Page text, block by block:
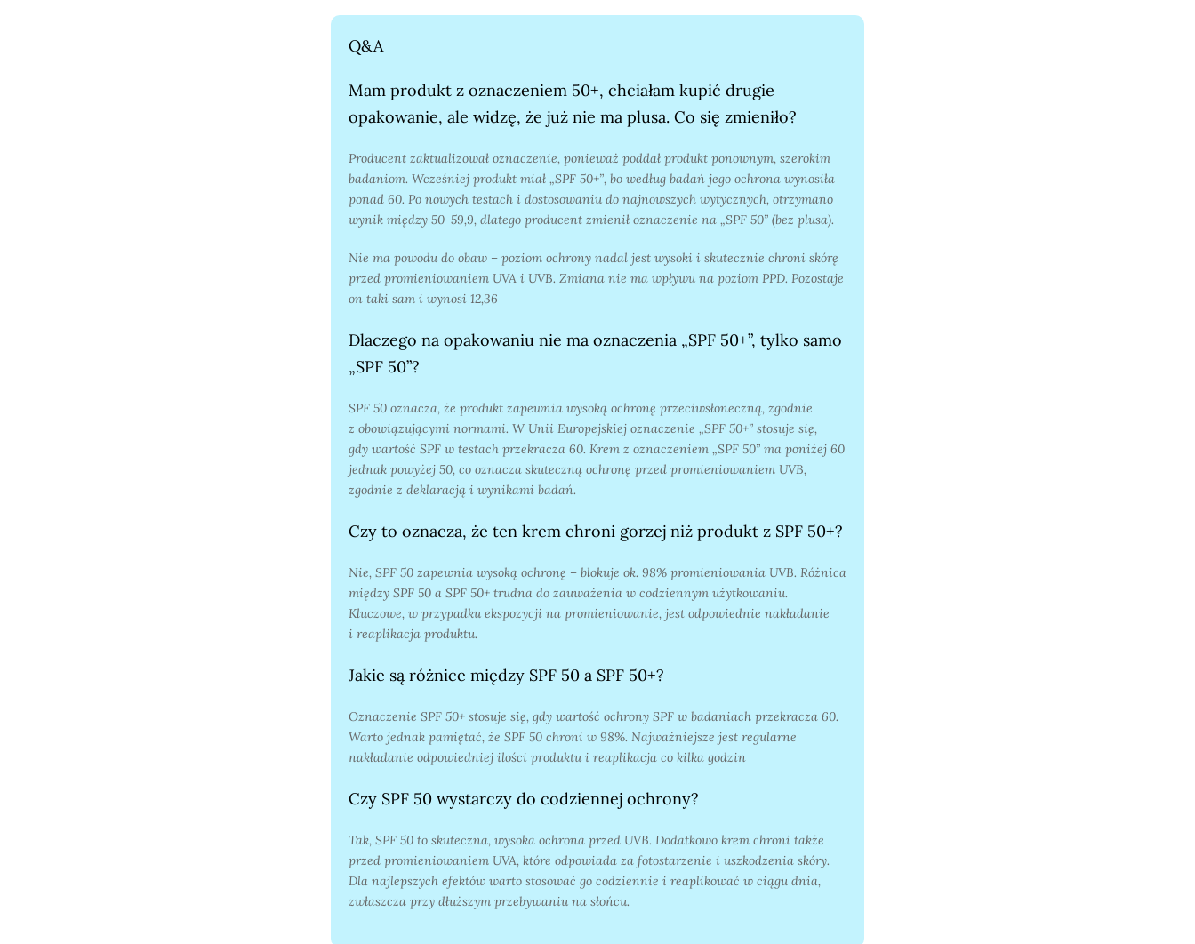
Q&A
Mam produkt z oznaczeniem 50+, chciałam kupić drugie
opakowanie, ale widzę, że już nie ma plusa. Co się zmieniło?
Producent zaktualizował oznaczenie, ponieważ poddał produkt ponownym, szerokim
badaniom. Wcześniej produkt miał „SPF 50+”, bo według badań jego ochrona wynosiła
ponad 60. Po nowych testach i dostosowaniu do najnowszych wytycznych, otrzymano
wynik między 50-59,9, dlatego producent zmienił oznaczenie na „SPF 50” (bez plusa).
Nie ma powodu do obaw – poziom ochrony nadal jest wysoki i skutecznie chroni skórę
przed promieniowaniem UVA i UVB. Zmiana nie ma wpływu na poziom PPD. Pozostaje
on taki sam i wynosi 12,36
Dlaczego na opakowaniu nie ma oznaczenia „SPF 50+”, tylko samo
„SPF 50”?
SPF 50 oznacza, że produkt zapewnia wysoką ochronę przeciwsłoneczną, zgodnie
z obowiązującymi normami. W Unii Europejskiej oznaczenie „SPF 50+” stosuje się,
gdy wartość SPF w testach przekracza 60. Krem z oznaczeniem „SPF 50” ma poniżej 60
jednak powyżej 50, co oznacza skuteczną ochronę przed promieniowaniem UVB,
zgodnie z deklaracją i wynikami badań.
Czy to oznacza, że ten krem chroni gorzej niż produkt z SPF 50+?
Nie, SPF 50 zapewnia wysoką ochronę – blokuje ok. 98% promieniowania UVB. Różnica
między SPF 50 a SPF 50+ trudna do zauważenia w codziennym użytkowaniu.
Kluczowe, w przypadku ekspozycji na promieniowanie, jest odpowiednie nakładanie
i reaplikacja produktu.
Jakie są różnice między SPF 50 a SPF 50+?
Oznaczenie SPF 50+ stosuje się, gdy wartość ochrony SPF w badaniach przekracza 60.
Warto jednak pamiętać, że SPF 50 chroni w 98%. Najważniejsze jest regularne
nakładanie odpowiedniej ilości produktu i reaplikacja co kilka godzin
Czy SPF 50 wystarczy do codziennej ochrony?
Tak, SPF 50 to skuteczna, wysoka ochrona przed UVB. Dodatkowo krem chroni także
przed promieniowaniem UVA, które odpowiada za fotostarzenie i uszkodzenia skóry.
Dla najlepszych efektów warto stosować go codziennie i reaplikować w ciągu dnia,
zwłaszcza przy dłuższym przebywaniu na słońcu.